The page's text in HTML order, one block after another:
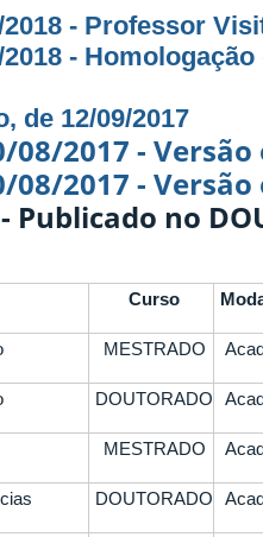
2018 - Professor
2018 -
de 12/09/2017
08/2017 -
08/2017 -
Publicado no
Curso
MESTRADO
DOUTORADO
MESTRADO
DOUTORADO